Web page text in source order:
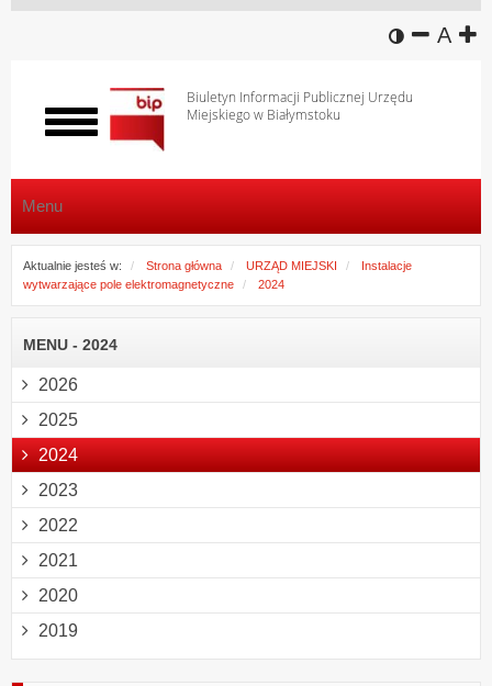
wersja
A
Biuletyn Informacji Publicznej Urzędu
Miejskiego w Białymstoku
Włącz
menu
Menu
Aktualnie jesteś w: Strona główna URZĄD MIEJSKI
Instalacje
wytwarzające pole elektromagnetyczne
2024
MENU - 2024
2026
2025
2024
2023
2022
2021
2020
2019